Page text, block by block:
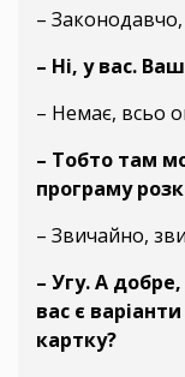
– Законодавчо,
– Ні, у вас.
– Немає, всьо
– Тобто там
програму
– Звичайно,
– Угу. А
вас є
картку?